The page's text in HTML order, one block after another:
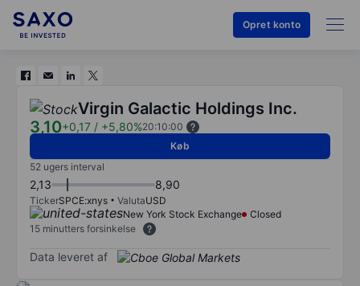
Opret konto
Virgin Galactic Holdings Inc.
3,10+0,17 / +5,80%20:10:00
Køb
52 ugers interval
2,13 8,90
TickerSPCE:xnys ValutaUSD
New York Stock Exchange
Closed
15 minutters forsinkelse
Data leveret af